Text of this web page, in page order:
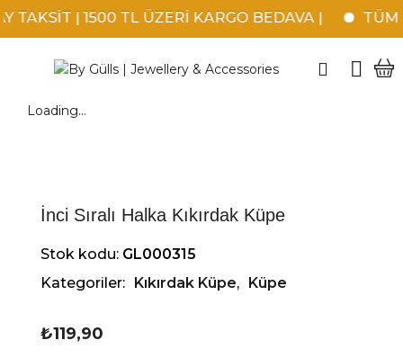
| 1500 TL ÜZERİ KARGO BEDAVA | TÜM
Loading...
İnci Sıralı Halka Kıkırdak Küpe
Stok kodu: GL000315
Kategoriler: Kıkırdak Küpe, Küpe
₺119,90